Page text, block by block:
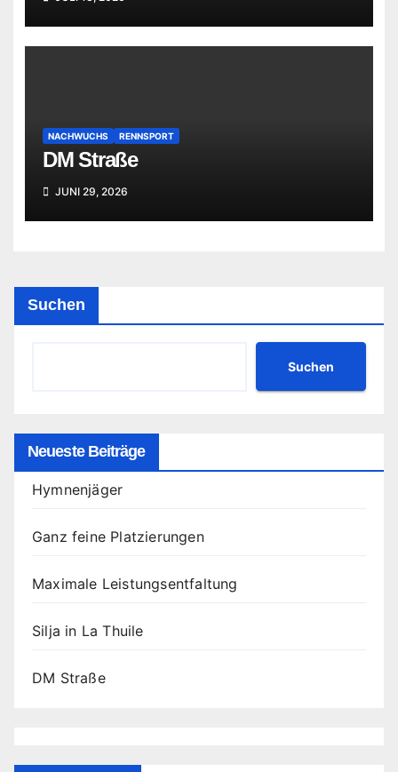
NACHWUCHS RENNSPORT
DM Straße
JUNI 29, 2026
Suchen
Suchen
Neueste Beiträge
Hymnenjäger
Ganz feine Platzierungen
Maximale Leistungsentfaltung
Silja in La Thuile
DM Straße